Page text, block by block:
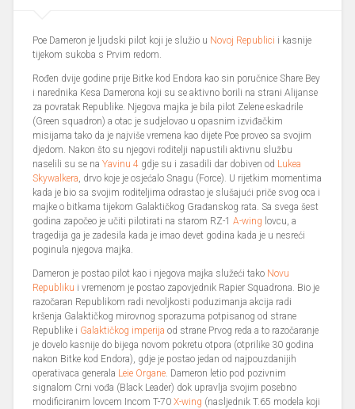
Poe Dameron je ljudski pilot koji je služio u Novoj Republici i kasnije
tijekom sukoba s Prvim redom.
Rođen dvije godine prije Bitke kod Endora kao sin poručnice Share Bey
i narednika Kesa Damerona koji su se aktivno borili na strani Alijanse
za povratak Republike. Njegova majka je bila pilot Zelene eskadrile
(Green squadron) a otac je sudjelovao u opasnim izviđačkim
misijama tako da je najviše vremena kao dijete Poe proveo sa svojim
djedom. Nakon što su njegovi roditelji napustili aktivnu službu
naselili su se naYavinu 4 gdje su i zasadili dar dobiven od Lukea
Skywalkera, drvo koje je osjećalo Snagu (Force). U rijetkim momentima
kada je bio sa svojim roditeljima odrastao je slušajući priče svog oca i
majke o bitkama tijekom Galaktičkog Građanskog rata. Sa svega šest
godina započeo je učiti pilotirati na starom RZ-1A-wing lovcu, a
tragedija ga je zadesila kada je imao devet godina kada je u nesreći
poginula njegova majka.
Dameron je postao pilot kao i njegova majka služeći tako Novu
Republiku i vremenom je postao zapovjednik Rapier Squadrona. Bio je
razočaran Republikom radi nevoljkosti poduzimanja akcija radi
kršenja Galaktičkog mirovnog sporazuma potpisanog od strane
Republike i Galaktičkog imperija od strane Prvog reda a to razočaranje
je dovelo kasnije do bijega novom pokretu otpora (otprilike 30 godina
nakon Bitke kod Endora), gdje je postao jedan od najpouzdanijih
operativaca generala Leie Organe. Dameron letio pod pozivnim
signalom Crni vođa (Black Leader) dok upravlja svojim posebno
modificiranim lovcem Incom T-70X-wing (nasljednik T.65 modela koji